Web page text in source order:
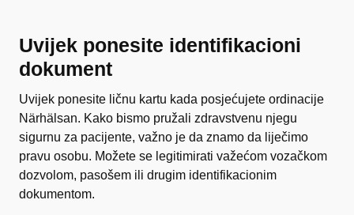
Uvijek ponesite identifikacioni
dokument
Uvijek ponesite ličnu kartu kada posjećujete ordinacije
Närhälsan. Kako bismo pružali zdravstvenu njegu
sigurnu za pacijente, važno je da znamo da liječimo
pravu osobu. Možete se legitimirati važećom vozačkom
dozvolom, pasošem ili drugim identifikacionim
dokumentom.